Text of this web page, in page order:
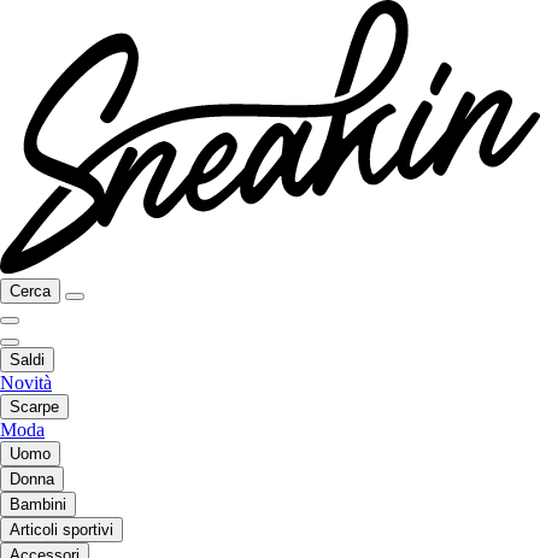
Cerca
Saldi
Novità
Scarpe
Moda
Uomo
Donna
Bambini
Articoli sportivi